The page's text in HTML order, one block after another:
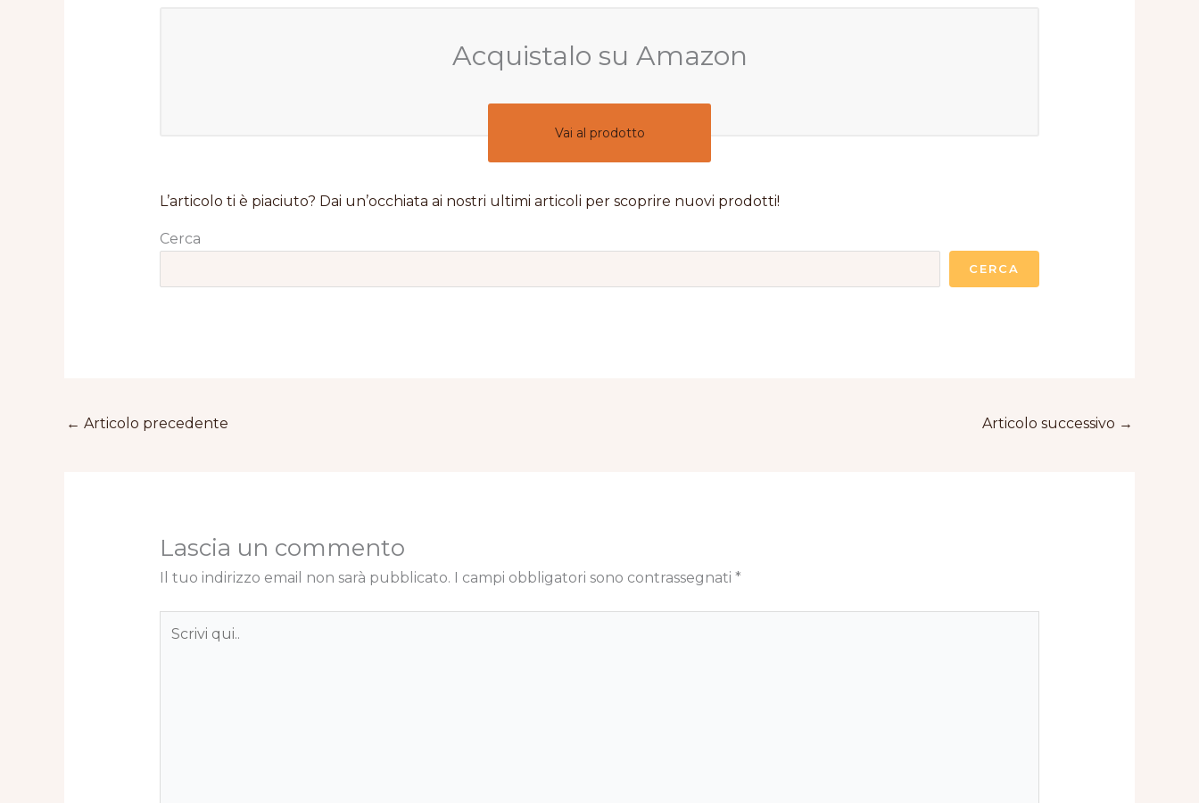
Acquistalo su Amazon
Vai al prodotto
L’articolo ti è piaciuto? Dai un’occhiata ai nostri ultimi articoli per scoprire nuovi prodotti!
Cerca
CERCA
← Articolo precedente Articolo successivo →
Lascia un commento
Il tuo indirizzo email non sarà pubblicato. I campi obbligatori sono contrassegnati *